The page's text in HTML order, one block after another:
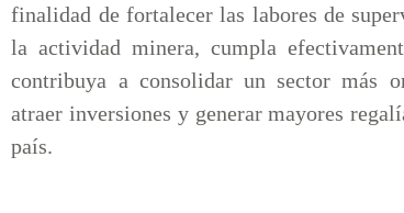
finalidad de fortalecer las labores de
la actividad minera, cumpla
contribuya a consolidar un sector más
atraer inversiones y generar mayores
país.